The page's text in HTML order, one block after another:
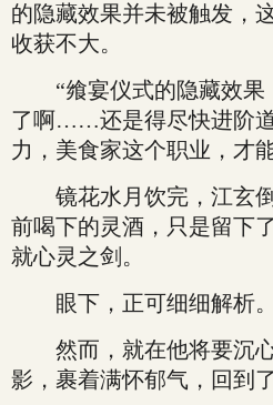
的隐藏效果并未被触发，
收获不大。
“飨宴仪式的隐藏效果
了啊……还是得尽快进阶
力，美食家这个职业，才
镜花水月饮完，江玄倒
前喝下的灵酒，只是留下
就心灵之剑。
眼下，正可细细解析。
然而，就在他将要沉心
影，裹着满怀郁气，回到